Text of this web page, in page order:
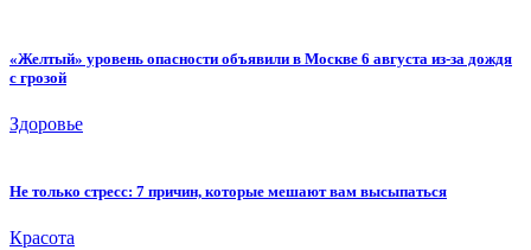
«Желтый» уровень опасности объявили в Москве 6 августа из-за дождя
с грозой
Здоровье
Не только стресс: 7 причин, которые мешают вам высыпаться
Красота